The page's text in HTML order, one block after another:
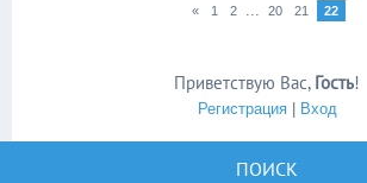
« 1 2 ... 20 21 22
Приветствую Вас, Гость!
Регистрация| Вход
ПОИСК